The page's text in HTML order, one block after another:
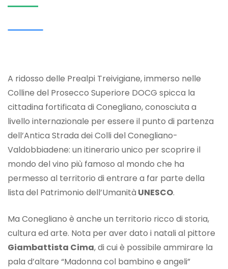
A ridosso delle Prealpi Treivigiane, immerso nelle
Colline del Prosecco Superiore DOCG spicca la
cittadina fortificata di Conegliano, conosciuta a
livello internazionale per essere il punto di partenza
dell’Antica Strada dei Colli del Conegliano-
Valdobbiadene: un itinerario unico per scoprire il
mondo del vino più famoso al mondo che ha
permesso al territorio di entrare a far parte della
lista del Patrimonio dell’Umanità UNESCO.
Ma Conegliano è anche un territorio ricco di storia,
cultura ed arte. Nota per aver dato i natali al pittore
Giambattista Cima, di cui è possibile ammirare la
pala d’altare “Madonna col bambino e angeli”